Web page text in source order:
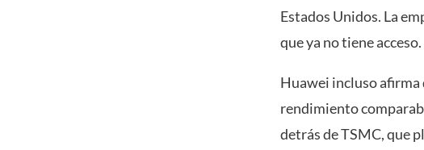
Estados Unidos. La
que ya no tiene acceso.
Huawei incluso afirma
rendimiento
detrás de TSMC, que